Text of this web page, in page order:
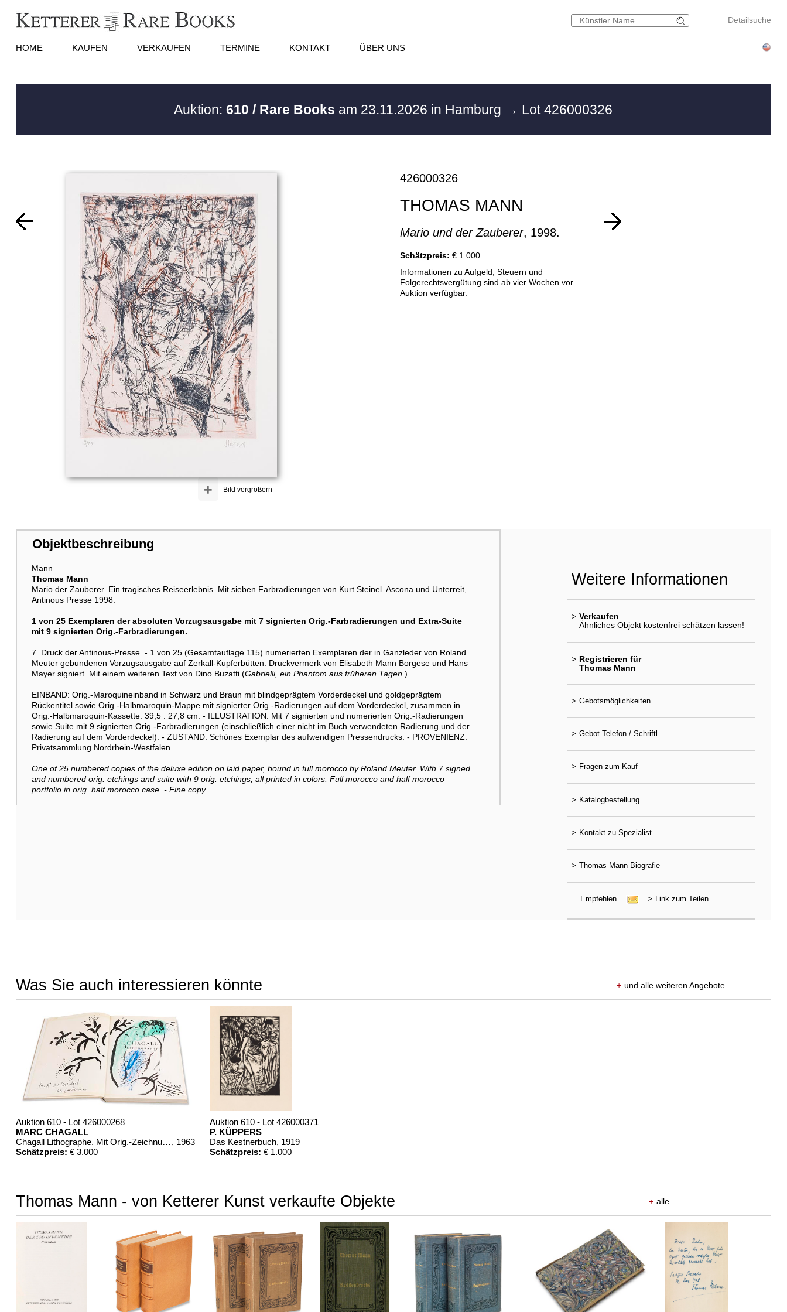
Detailsuche
HOME KAUFEN VERKAUFEN TERMINE KONTAKT ÜBER UNS
Auktion:610 / Rare Books am 23.11.2026 in Hamburg → Lot 426000326
Bild vergrößern
+
426000326
THOMAS MANN
Mario und der Zauberer, 1998.
Schätzpreis: € 1.000
Informationen zu Aufgeld, Steuern und
Folgerechtsvergütung sind ab vier Wochen vor
Auktion verfügbar.
Objektbeschreibung
Mann
Thomas Mann
Mario der Zauberer. Ein tragisches Reiseerlebnis. Mit sieben Farbradierungen von Kurt Steinel. Ascona und Unterreit,
Antinous Presse 1998.
1 von 25 Exemplaren der absoluten Vorzugsausgabe mit 7 signierten Orig.-Farbradierungen und Extra-Suite
mit 9 signierten Orig.-Farbradierungen.
7. Druck der Antinous-Presse. - 1 von 25 (Gesamtauflage 115) numerierten Exemplaren der in Ganzleder von Roland
Meuter gebundenen Vorzugsausgabe auf Zerkall-Kupferbütten. Druckvermerk von Elisabeth Mann Borgese und Hans
Mayer signiert. Mit einem weiteren Text von Dino Buzatti (Gabrielli, ein Phantom aus früheren Tagen).
EINBAND: Orig.-Maroquineinband in Schwarz und Braun mit blindgeprägtem Vorderdeckel und goldgeprägtem
Rückentitel sowie Orig.-Halbmaroquin-Mappe mit signierter Orig.-Radierungen auf dem Vorderdeckel, zusammen in
Orig.-Halbmaroquin-Kassette. 39,5 : 27,8 cm. - ILLUSTRATION: Mit 7 signierten und numerierten Orig.-Radierungen
sowie Suite mit 9 signierten Orig.-Farbradierungen (einschließlich einer nicht im Buch verwendeten Radierung und der
Radierung auf dem Vorderdeckel). - ZUSTAND: Schönes Exemplar des aufwendigen Pressendrucks. - PROVENIENZ:
Privatsammlung Nordrhein-Westfalen.
One of 25 numbered copies of the deluxe edition on laid paper, bound in full morocco by Roland Meuter. With 7 signed
and numbered orig. etchings and suite with 9 orig. etchings, all printed in colors. Full morocco and half morocco
portfolio in orig. half morocco case. - Fine copy.
Weitere Informationen
> Verkaufen
Ähnliches Objekt kostenfrei schätzen lassen!
> Registrieren für
Thomas Mann
> Gebotsmöglichkeiten
> Gebot Telefon / Schriftl.
> Fragen zum Kauf
> Katalogbestellung
> Kontakt zu Spezialist
> Thomas Mann Biografie
Empfehlen > Link zum Teilen
Was Sie auch interessieren könnte + und alle weiteren Angebote
Auktion 610 - Lot 426000268
MARC CHAGALL
Chagall Lithographe. Mit Orig.-Zeichnung von Chagall , 1963
Schätzpreis: € 3.000
Auktion 610 - Lot 426000371
P. KÜPPERS
Das Kestnerbuch, 1919
Schätzpreis: € 1.000
Thomas Mann - von Ketterer Kunst verkaufte Objekte + alle